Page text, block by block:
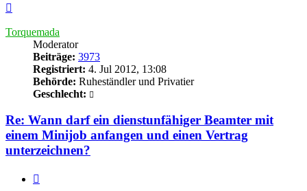
Torquemada
Moderator
Beiträge: 3973
Registriert: 4. Jul 2012, 13:08
Behörde: Ruheständler und Privatier
Geschlecht:
Re: Wann darf ein dienstunfähiger Beamter mit
einem Minijob anfangen und einen Vertrag
unterzeichnen?